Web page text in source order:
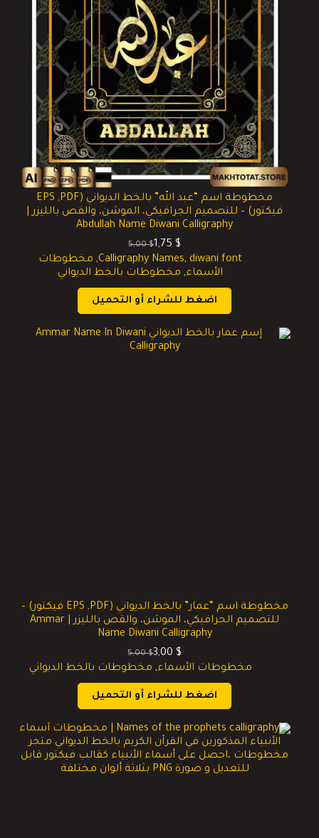
مخطوطة اسم “عبد الله” بالخط الديواني (EPS ,PDF
فيكتور) – للتصميم الجرافيكي، الموشن، والقص بالليزر |
Abdullah Name Diwani Calligraphy
5,00$السعر
الأصلي
هو:
5,00 $.
1,75 $
السعر
الحالي
هو:
1,75 $.
Calligraphy Names,diwani font
, مخطوطات
الأسماء, مخطوطات بالخط الديواني
اضغط للشراء أو التحميل
مخطوطة اسم “عمار” بالخط الديواني (EPS ,PDF فيكتور) –
للتصميم الجرافيكي، الموشن، والقص بالليزر | Ammar
Name Diwani Calligraphy
5,00$السعر
الأصلي
هو:
5,00 $.
3,00 $
السعر
الحالي
هو:
3,00 $.
مخطوطات الأسماء, مخطوطات بالخط الديواني
اضغط للشراء أو التحميل